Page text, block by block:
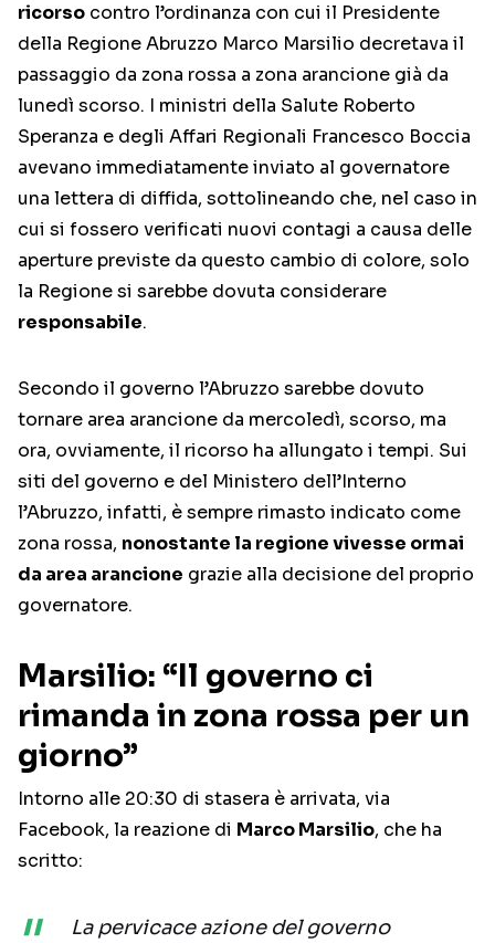
ricorso contro l’ordinanza con cui il Presidente
della Regione Abruzzo Marco Marsilio decretava il
passaggio da zona rossa a zona arancione già da
lunedì scorso. I ministri della Salute Roberto
Speranza e degli Affari Regionali Francesco Boccia
avevano immediatamente inviato al governatore
una lettera di diffida, sottolineando che, nel caso in
cui si fossero verificati nuovi contagi a causa delle
aperture previste da questo cambio di colore, solo
la Regione si sarebbe dovuta considerare
responsabile.
Secondo il governo l’Abruzzo sarebbe dovuto
tornare area arancione da mercoledì, scorso, ma
ora, ovviamente, il ricorso ha allungato i tempi. Sui
siti del governo e del Ministero dell’Interno
l’Abruzzo, infatti, è sempre rimasto indicato come
zona rossa, nonostante la regione vivesse ormai
da area arancione grazie alla decisione del proprio
governatore.
Marsilio: “Il governo ci
rimanda in zona rossa per un
giorno”
Intorno alle 20:30 di stasera è arrivata, via
Facebook, la reazione di Marco Marsilio, che ha
scritto:
La pervicace azione del governo